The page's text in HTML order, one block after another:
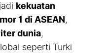
kekuatan
1 di ASEAN,
dunia,
seperti Turki